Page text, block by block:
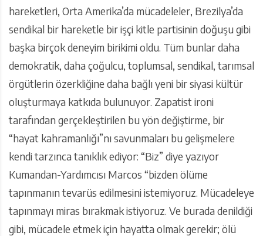
hareketleri, Orta Amerika’da mücadeleler, Brezilya’da
sendikal bir hareketle bir işçi kitle partisinin doğuşu gibi
başka birçok deneyim birikimi oldu. Tüm bunlar daha
demokratik, daha çoğulcu, toplumsal, sendikal, tarımsal
örgütlerin özerkliğine daha bağlı yeni bir siyasi kültür
oluşturmaya katkıda bulunuyor. Zapatist ironi
tarafından gerçekleştirilen bu yön değiştirme, bir
“hayat kahramanlığı”nı savunmaları bu gelişmelere
kendi tarzınca tanıklık ediyor: “Biz” diye yazıyor
Kumandan-Yardımcısı Marcos “bizden ölüme
tapınmanın tevarüs edilmesini istemiyoruz. Mücadeleye
tapınmayı miras bırakmak istiyoruz. Ve burada denildiği
gibi, mücadele etmek için hayatta olmak gerekir; ölü